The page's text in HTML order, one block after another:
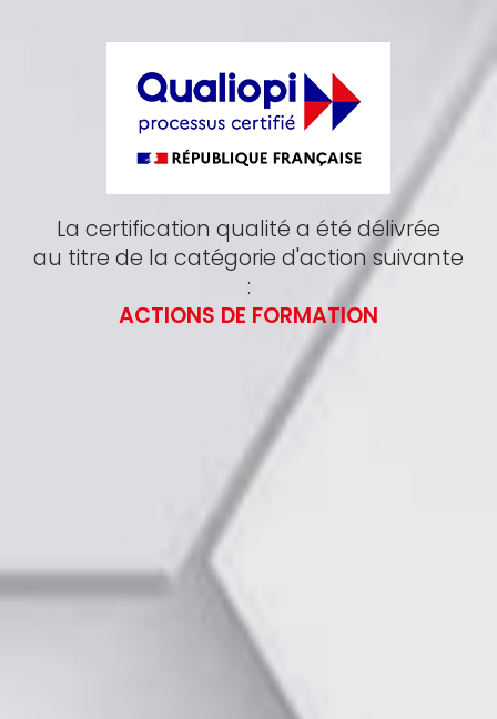
La certification qualité a été délivrée
au titre de la catégorie d'action suivante
:
ACTIONS DE FORMATION